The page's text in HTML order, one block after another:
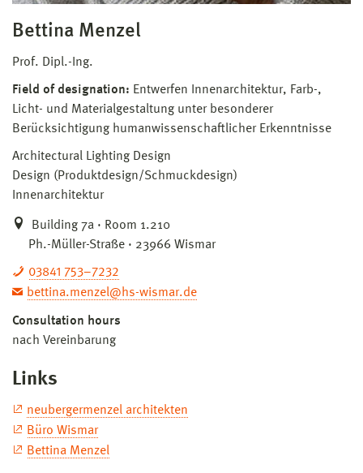
Bettina Menzel
Prof. Dipl.-Ing.
Field of designation: Entwerfen Innenarchitektur, Farb-,
Licht- und Materialgestaltung unter besonderer
Berücksichtigung humanwissenschaftlicher Erkenntnisse
Architectural Lighting Design
Design (Produktdesign/Schmuckdesign)
Innenarchitektur
Building 7a · Room 1.210
Ph.-Müller-Straße · 23966 Wismar
03841 753–7232
bettina.menzel@hs-wismar.de
Consultation hours
nach Vereinbarung
Links
neubergermenzel architekten
Büro Wismar
Bettina Menzel